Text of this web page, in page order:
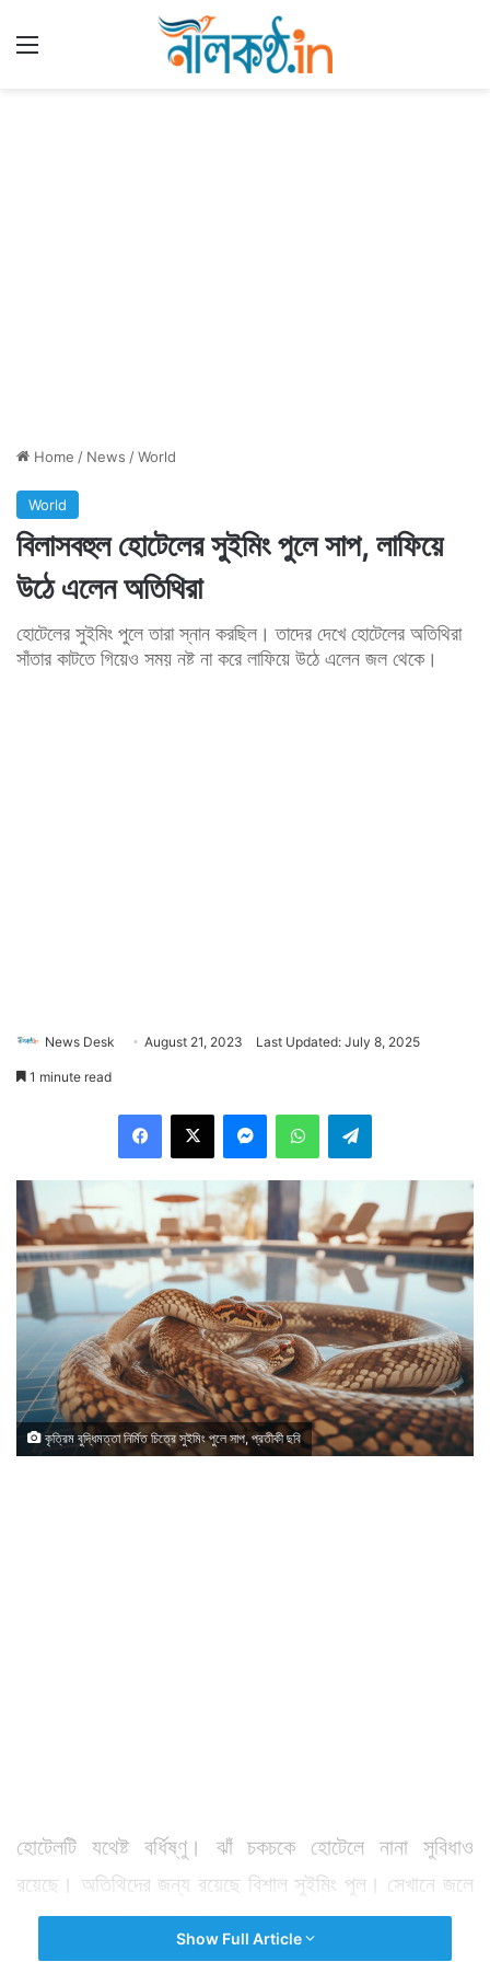
Home / News /World
World
বিলাসবহুল হোটেলের সুইমিং পুলে সাপ, লাফিয়ে
উঠে এলেন অতিথিরা
হোটেলের সুইমিং পুলে তারা স্নান করছিল। তাদের দেখে হোটেলের অতিথিরা
সাঁতার কাটতে গিয়েও সময় নষ্ট না করে লাফিয়ে উঠে এলেন জল থেকে।
News Desk August 21, 2023 Last Updated: July 8, 2025
1 minute read
কৃত্রিম বুদ্ধিমত্তা নির্মিত চিত্রে সুইমিং পুলে সাপ, প্রতীকী ছবি
হোটেলটি যথেষ্ট বর্ধিষ্ণু। ঝাঁ চকচকে হোটেলে নানা সুবিধাও
রয়েছে। অতিথিদের জন্য রয়েছে বিশাল সুইমিং পুল। সেখানে জলে
সময় কাটাতে সারাদিনই অতিথিরা আসতে যেতে থাকেন। বিলাসবহুল
Show Full Article